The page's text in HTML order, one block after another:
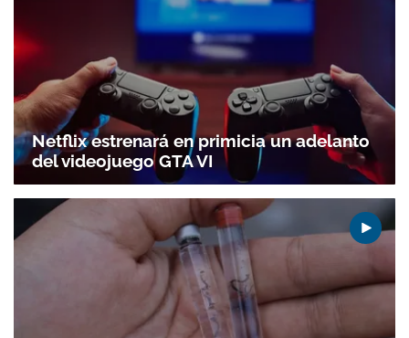
Netflix estrenará en primicia un adelanto
del videojuego GTA VI